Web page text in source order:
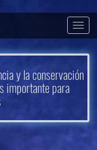
y la conservación
importante para